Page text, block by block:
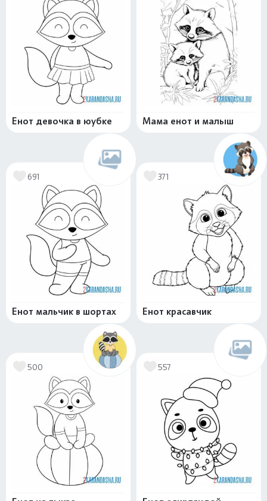
Енот девочка в юубке Мама енот и малыш
691
Енот мальчик в шортах
371
Енот красавчик
500 557